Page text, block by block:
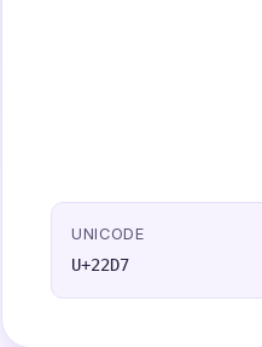
UNICODE
U+22D7